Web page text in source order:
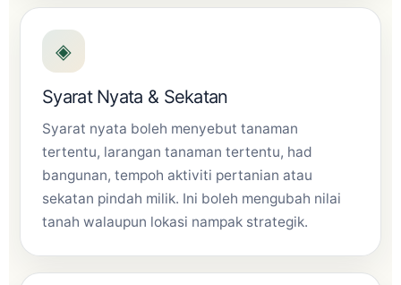
◈
Syarat Nyata & Sekatan
Syarat nyata boleh menyebut tanaman
tertentu, larangan tanaman tertentu, had
bangunan, tempoh aktiviti pertanian atau
sekatan pindah milik. Ini boleh mengubah nilai
tanah walaupun lokasi nampak strategik.